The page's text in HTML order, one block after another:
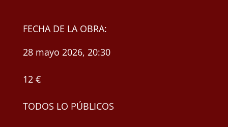
FECHA DE LA OBRA:
28 mayo 2026, 20:30
12 €
TODOS LO PÚBLICOS